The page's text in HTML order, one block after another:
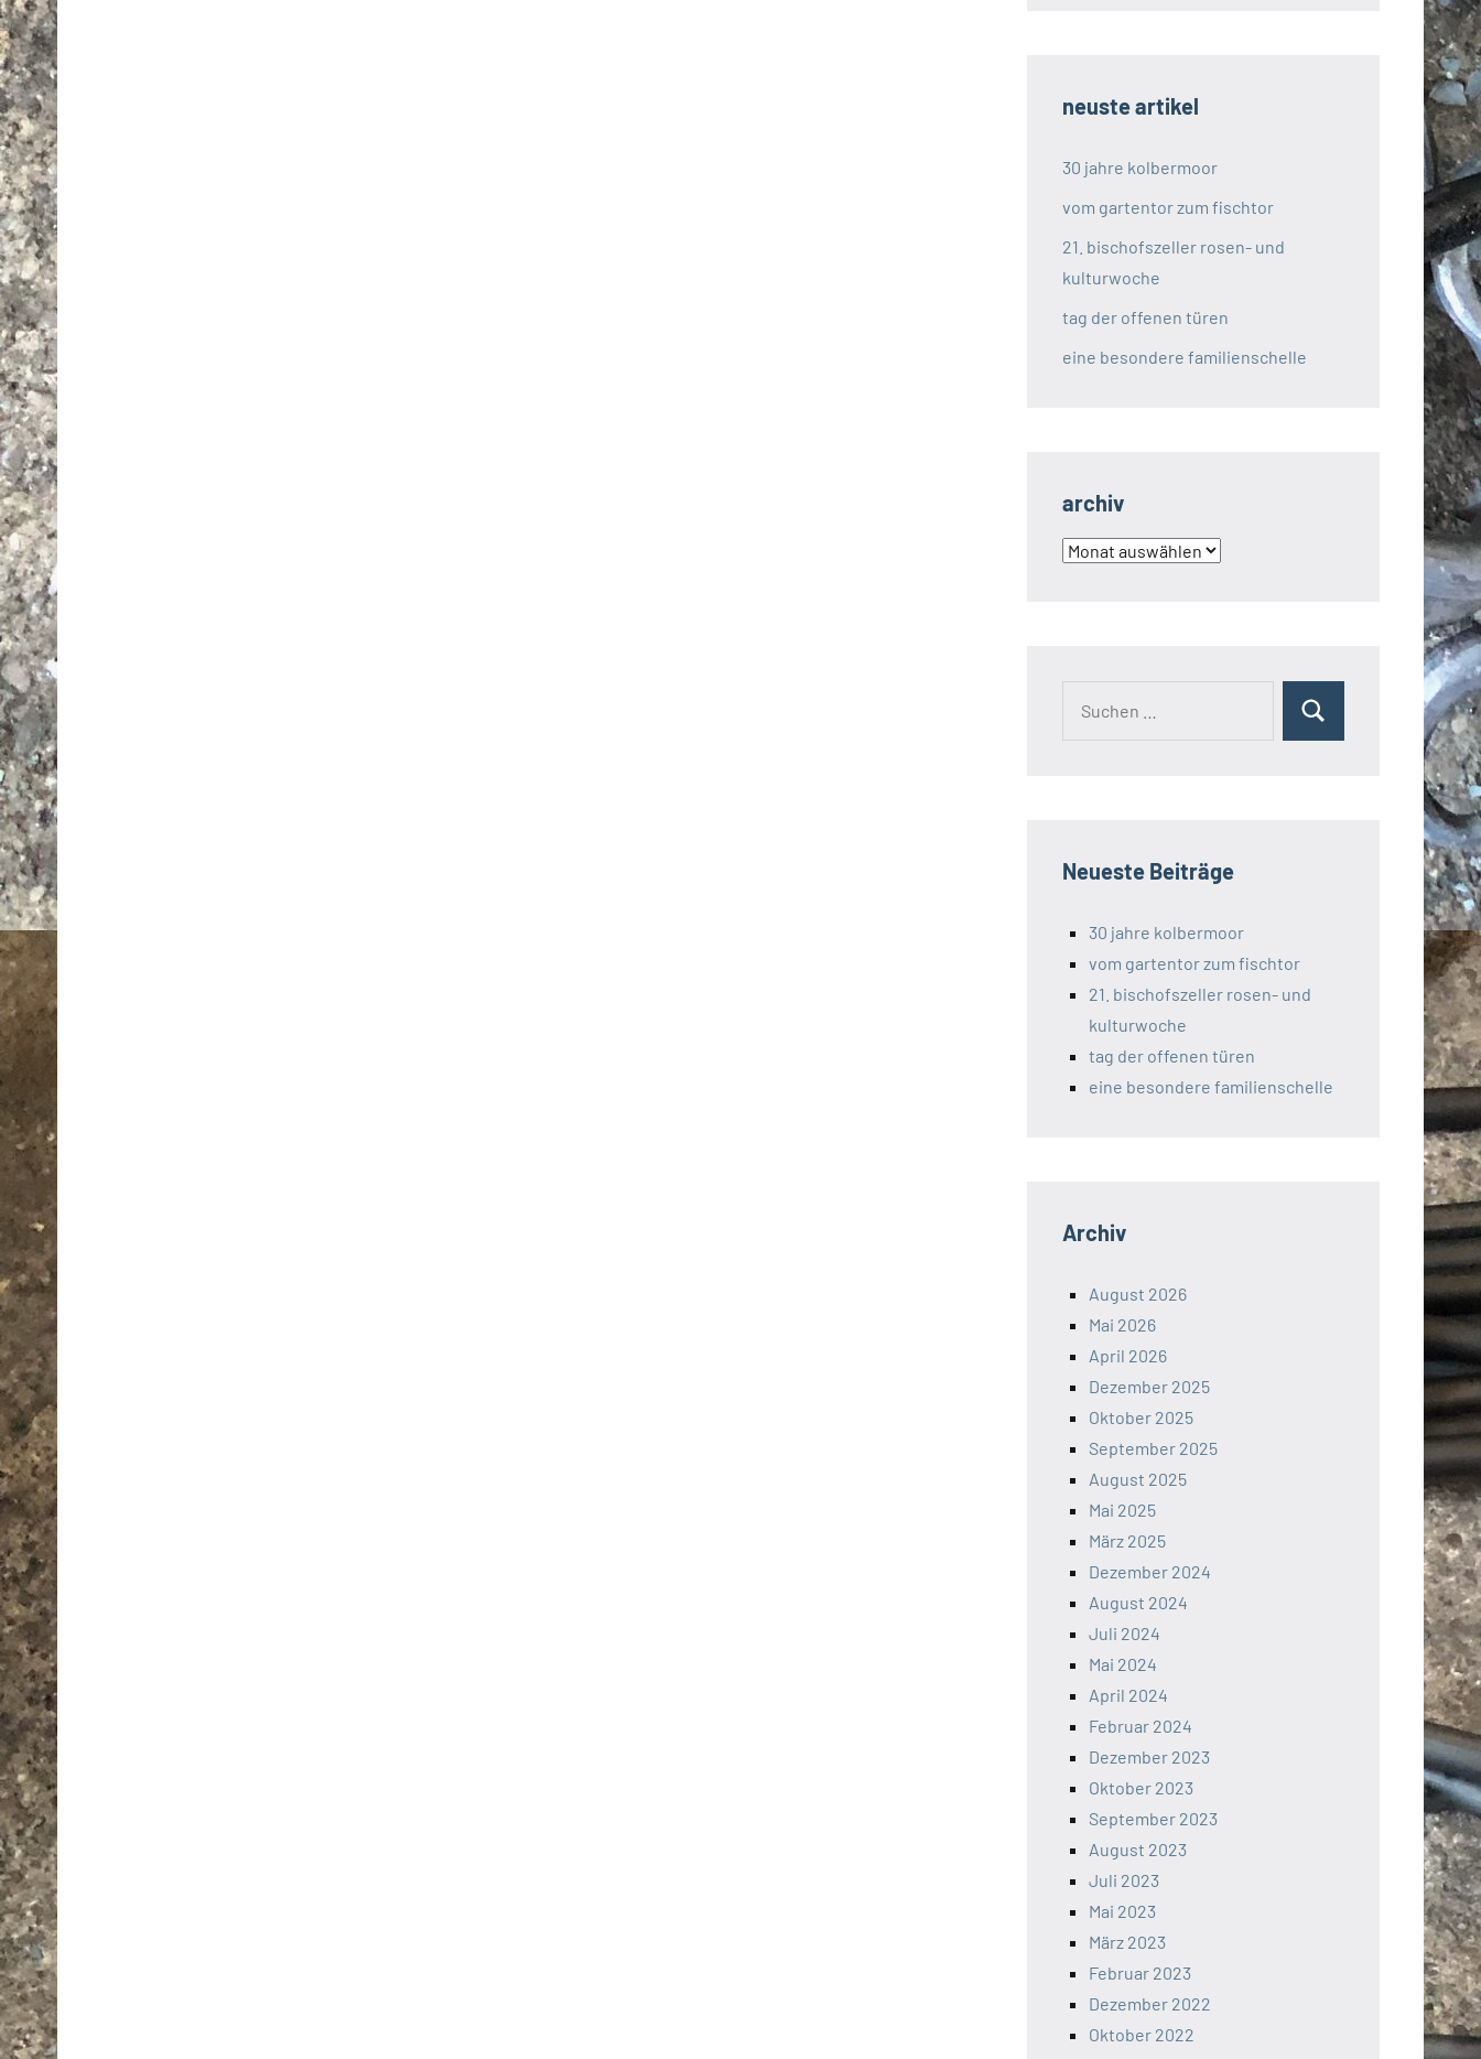
neuste artikel
30 jahre kolbermoor
vom gartentor zum fischtor
21. bischofszeller rosen- und
kulturwoche
tag der offenen türen
eine besondere familienschelle
archiv
archiv
Suchen
Neueste Beiträge
30 jahre kolbermoor
vom gartentor zum fischtor
21. bischofszeller rosen- und
kulturwoche
tag der offenen türen
eine besondere familienschelle
Archiv
August 2026
Mai 2026
April 2026
Dezember 2025
Oktober 2025
September 2025
August 2025
Mai 2025
März 2025
Dezember 2024
August 2024
Juli 2024
Mai 2024
April 2024
Februar 2024
Dezember 2023
Oktober 2023
September 2023
August 2023
Juli 2023
Mai 2023
März 2023
Februar 2023
Dezember 2022
Oktober 2022